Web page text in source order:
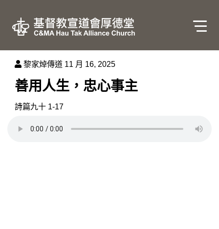
黎家焯傳道 11 月 16, 2025
善用人生，忠心事主
詩篇九十 1-17